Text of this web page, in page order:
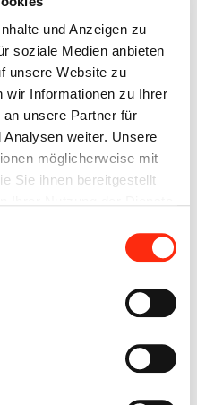
und Anzeigen zu
soziale Medien anbieten
unsere Website zu
wir Informationen zu Ihrer
unsere Partner für
weiter. Unsere
möglicherweise mit
Sie ihnen bereitgestellt
in
unterstützt wird Bernd
Azubi und heute
Würzburg erwähnt.